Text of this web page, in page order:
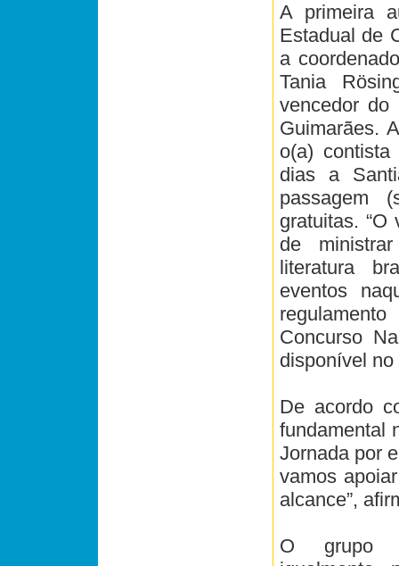
A primeira
Estadual de
a
Tania
vencedor do
Guimarães.
o(a)
dias a
passagem
gratuitas. “O
de
literatura
eventos
Concurso
disponível
De acordo
fundamental
Jornada por
vamos
alcance”,
O grupo